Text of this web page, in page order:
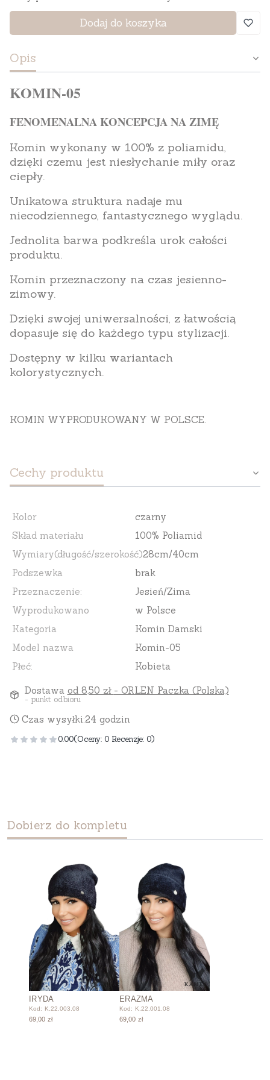
Dodaj do koszyka
Opis
KOMIN-05
FENOMENALNA KONCEPCJA NA ZIMĘ
Komin wykonany w 100% z poliamidu,
dzięki czemu jest niesłychanie miły oraz
ciepły.
Unikatowa struktura nadaje mu
niecodziennego, fantastycznego wyglądu.
Jednolita barwa podkreśla urok całości
produktu.
Komin przeznaczony na czas jesienno-
zimowy.
Dzięki swojej uniwersalności, z łatwością
dopasuje się do każdego typu stylizacji.
Dostępny w kilku wariantach
kolorystycznych.
KOMIN WYPRODUKOWANY W POLSCE.
Cechy produktu
Kolor
czarny
Skład materiału
100% Poliamid
Wymiary(długość/szerokość)28cm/40cm
Podszewka
brak
Przeznaczenie:
Jesień/Zima
Wyprodukowano
w Polsce
Kategoria
Komin Damski
Model nazwa
Komin-05
Płeć:
Kobieta
Dostawa od 8,50 zł - ORLEN Paczka (Polska)
- punkt odbioru
Czas wysyłki:24 godzin
0.00(Oceny: 0 Recenzje: 0)
Dobierz do kompletu
IRYDA
Kod: K.22.003.08
69,00 zł
ERAZMA
Kod: K.22.001.08
69,00 zł